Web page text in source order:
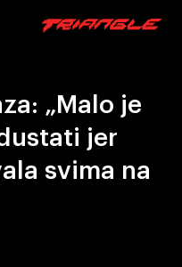
„Malo je
jer
svima na